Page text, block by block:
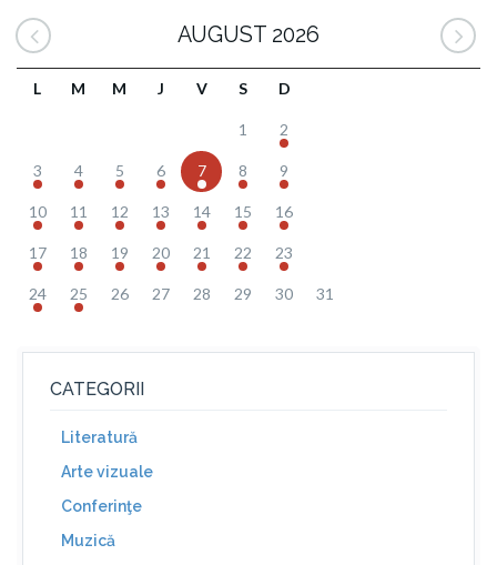
AUGUST 2026
L M M J V S D
1 2
3 4 5 6 7 8 9
10 11 12 13 14 15 16
17 18 19 20 21 22 23
24 25 26 27 28 29 30 31
CATEGORII
Literatură
Arte vizuale
Conferinţe
Muzică